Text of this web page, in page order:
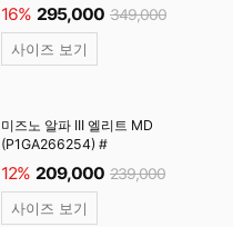
16% 295,000 349,000
사이즈 보기
미즈노 알파 III 엘리트 MD
(P1GA266254) #
12% 209,000 239,000
사이즈 보기